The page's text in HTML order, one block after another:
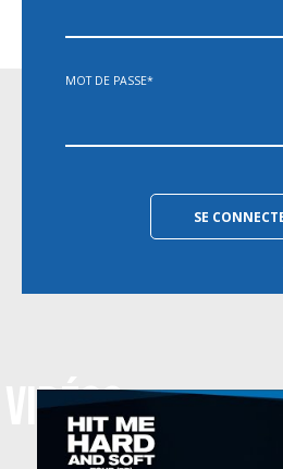
MOT DE PASSE*
VIDÉOS